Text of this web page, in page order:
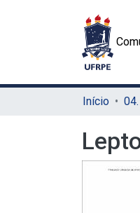
Início